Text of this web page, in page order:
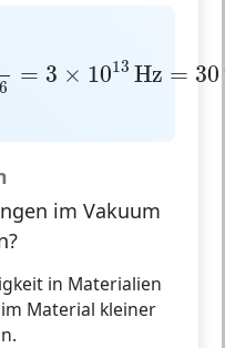
6 = 3 × 1013 Hz = 30
im Vakuum
in Materialien
Material kleiner